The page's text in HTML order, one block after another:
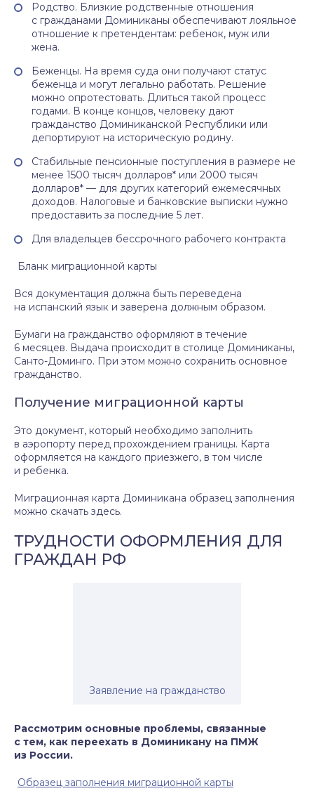
Родство. Близкие родственные отношения
с гражданами Доминиканы обеспечивают лояльное
отношение к претендентам: ребенок, муж или
жена.
Беженцы. На время суда они получают статус
беженца и могут легально работать. Решение
можно опротестовать. Длиться такой процесс
годами. В конце концов, человеку дают
гражданство Доминиканской Республики или
депортируют на историческую родину.
Стабильные пенсионные поступления в размере не
менее 1500 тысяч долларов* или 2000 тысяч
долларов* — для других категорий ежемесячных
доходов. Налоговые и банковские выписки нужно
предоставить за последние 5 лет.
Для владельцев бессрочного рабочего контракта
Бланк миграционной карты
Вся документация должна быть переведена
на испанский язык и заверена должным образом.
Бумаги на гражданство оформляют в течение
6 месяцев. Выдача происходит в столице Доминиканы,
Санто-Доминго. При этом можно сохранить основное
гражданство.
Получение миграционной карты
Это документ, который необходимо заполнить
в аэропорту перед прохождением границы. Карта
оформляется на каждого приезжего, в том числе
и ребенка.
Миграционная карта Доминикана образец заполнения
можно скачать здесь.
ТРУДНОСТИ ОФОРМЛЕНИЯ ДЛЯ
ГРАЖДАН РФ
Заявление на гражданство
Рассмотрим основные проблемы, связанные
с тем, как переехать в Доминикану на ПМЖ
из России.
Образец заполнения миграционной карты